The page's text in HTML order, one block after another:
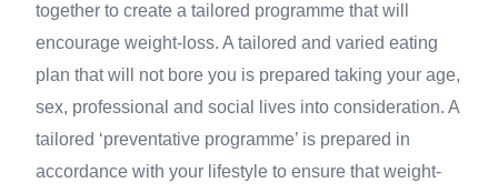
together to create a tailored programme that will
encourage weight-loss. A tailored and varied eating
plan that will not bore you is prepared taking your age,
sex, professional and social lives into consideration. A
tailored ‘preventative programme’ is prepared in
accordance with your lifestyle to ensure that weight-